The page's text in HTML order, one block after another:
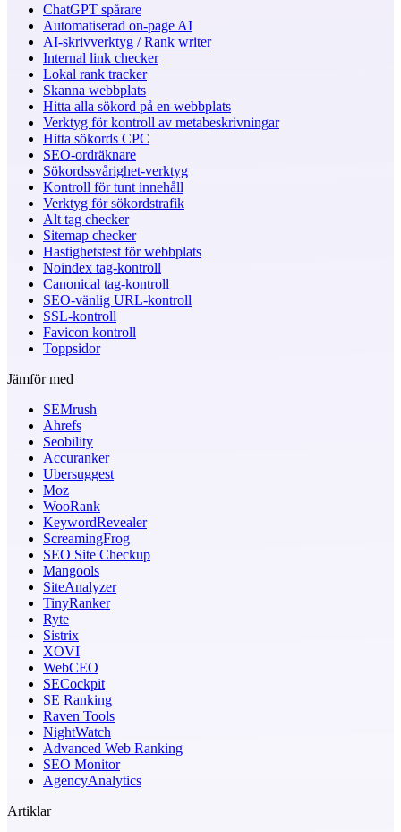
ChatGPT spårare
Automatiserad on-page AI
AI-skrivverktyg / Rank writer
Internal link checker
Lokal rank tracker
Skanna webbplats
Hitta alla sökord på en webbplats
Verktyg för kontroll av metabeskrivningar
Hitta sökords CPC
SEO-ordräknare
Sökordssvårighet-verktyg
Kontroll för tunt innehåll
Verktyg för sökordstrafik
Alt tag checker
Sitemap checker
Hastighetstest för webbplats
Noindex tag-kontroll
Canonical tag-kontroll
SEO-vänlig URL-kontroll
SSL-kontroll
Favicon kontroll
Toppsidor
Jämför med
SEMrush
Ahrefs
Seobility
Accuranker
Ubersuggest
Moz
WooRank
KeywordRevealer
ScreamingFrog
SEO Site Checkup
Mangools
SiteAnalyzer
TinyRanker
Ryte
Sistrix
XOVI
WebCEO
SECockpit
SE Ranking
Raven Tools
NightWatch
Advanced Web Ranking
SEO Monitor
AgencyAnalytics
Artiklar